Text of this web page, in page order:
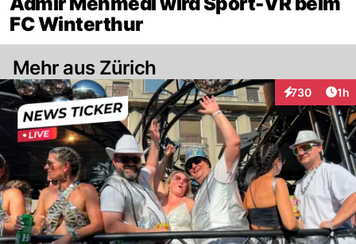
FC Winterthur
Mehr aus Zürich
730
Interaktionen
1h